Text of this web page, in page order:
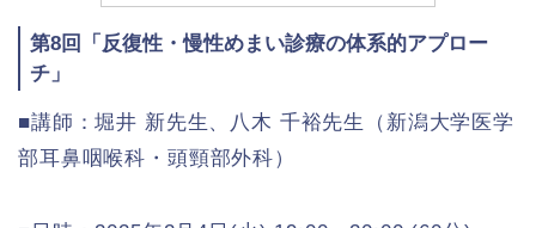
第8回「反復性・慢性めまい診療の体系的アプロー
チ」
■講師：堀井 新先生、八木 千裕先生（新潟大学医学
部耳鼻咽喉科・頭頸部外科）